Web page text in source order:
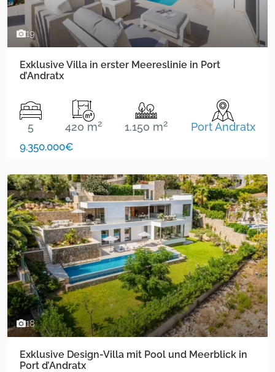
19
Exklusive Villa in erster Meereslinie in Port
d’Andratx
5 420 m2 1.150 m2 Port Andratx
9.350.000€
18
Exklusive Design-Villa mit Pool und Meerblick in
Port d’Andratx